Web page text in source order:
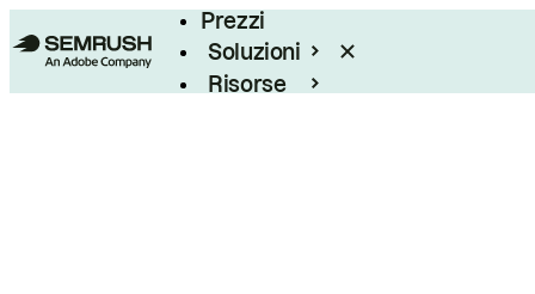
Prezzi
Soluzioni
Risorse